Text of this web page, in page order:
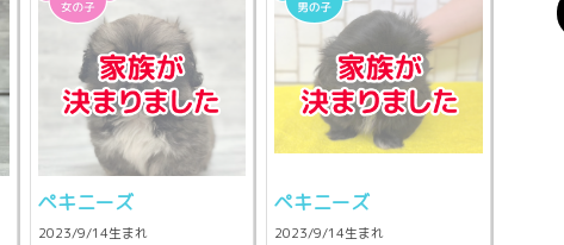
ペキニーズ
2023/9/14生まれ
ペキニーズ
2023/9/14生まれ